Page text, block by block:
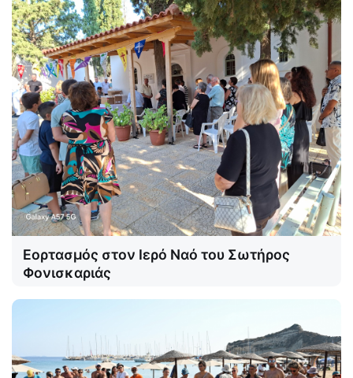
Εορτασμός στον Ιερό Ναό του Σωτήρος
Φονισκαριάς